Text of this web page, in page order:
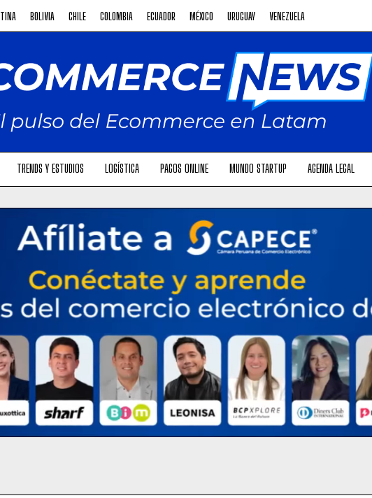
BOLIVIA CHILE COLOMBIA ECUADOR MÉXICO URUGUAY VENEZUELA
TRENDS Y ESTUDIOS LOGÍSTICA PAGOS ONLINE MUNDO STARTUP AGENDA LEGAL